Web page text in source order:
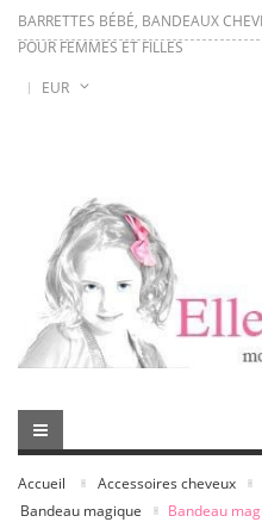
BARRETTES BÉBÉ, BANDEAUX
POUR FEMMES ET FILLES
EUR
Accueil Accessoires cheveux
Bandeau magique
Bandeau